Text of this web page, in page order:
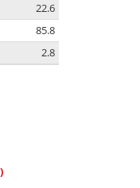
22.6
85.8
2.8